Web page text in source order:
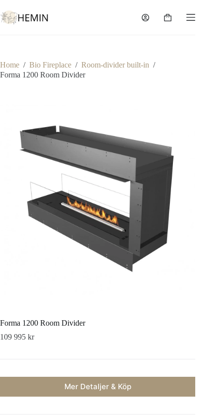
Home / Bio Fireplace / Room-divider built-in /
Forma 1200 Room Divider
Forma 1200 Room Divider
109 995 kr
Mer Detaljer & Köp